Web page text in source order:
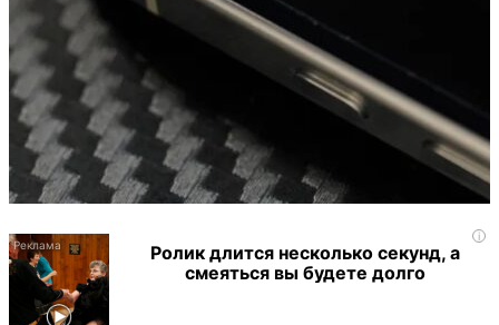
i
Ролик длится несколько секунд, а
смеяться вы будете долго